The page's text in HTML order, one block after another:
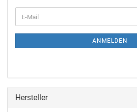
ANMELDEN
Hersteller